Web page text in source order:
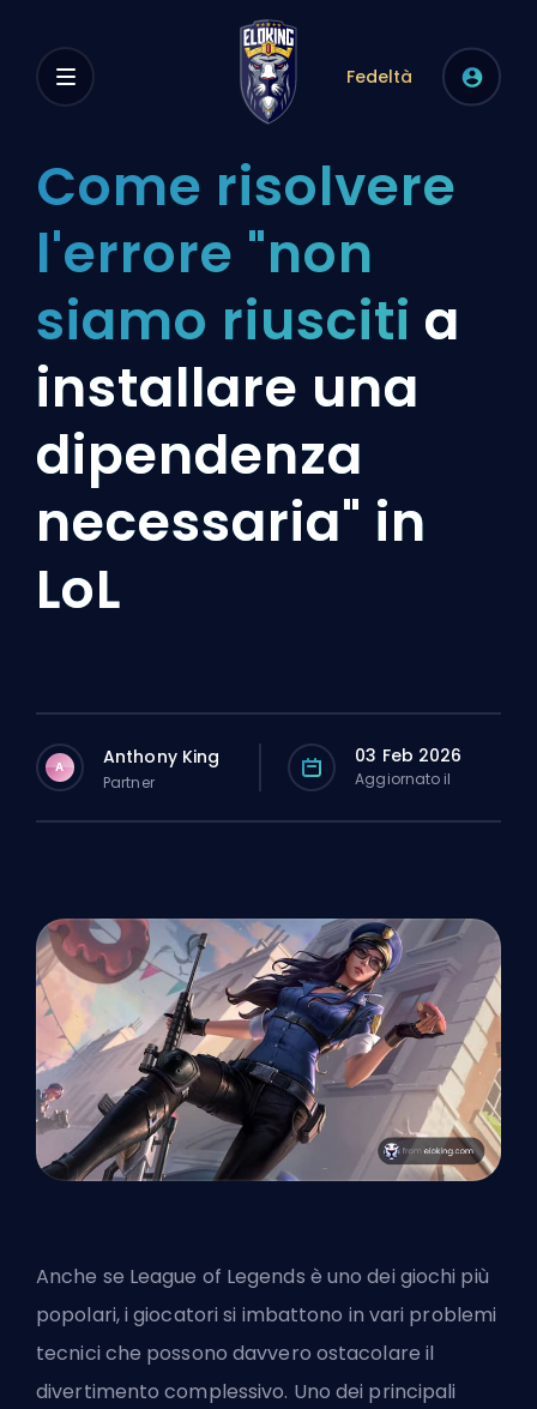
Fedeltà
Come risolvere
l'errore "non
siamo riusciti a
installare una
dipendenza
necessaria" in
LoL
A Anthony King
Partner
03 Feb 2026
Aggiornato il
Anche se League of Legends è uno dei giochi più
popolari, i giocatori si imbattono in vari problemi
tecnici che possono davvero ostacolare il
divertimento complessivo. Uno dei principali